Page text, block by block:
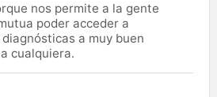
nos permite a la gente
poder acceder a
a muy buen
cualquiera.